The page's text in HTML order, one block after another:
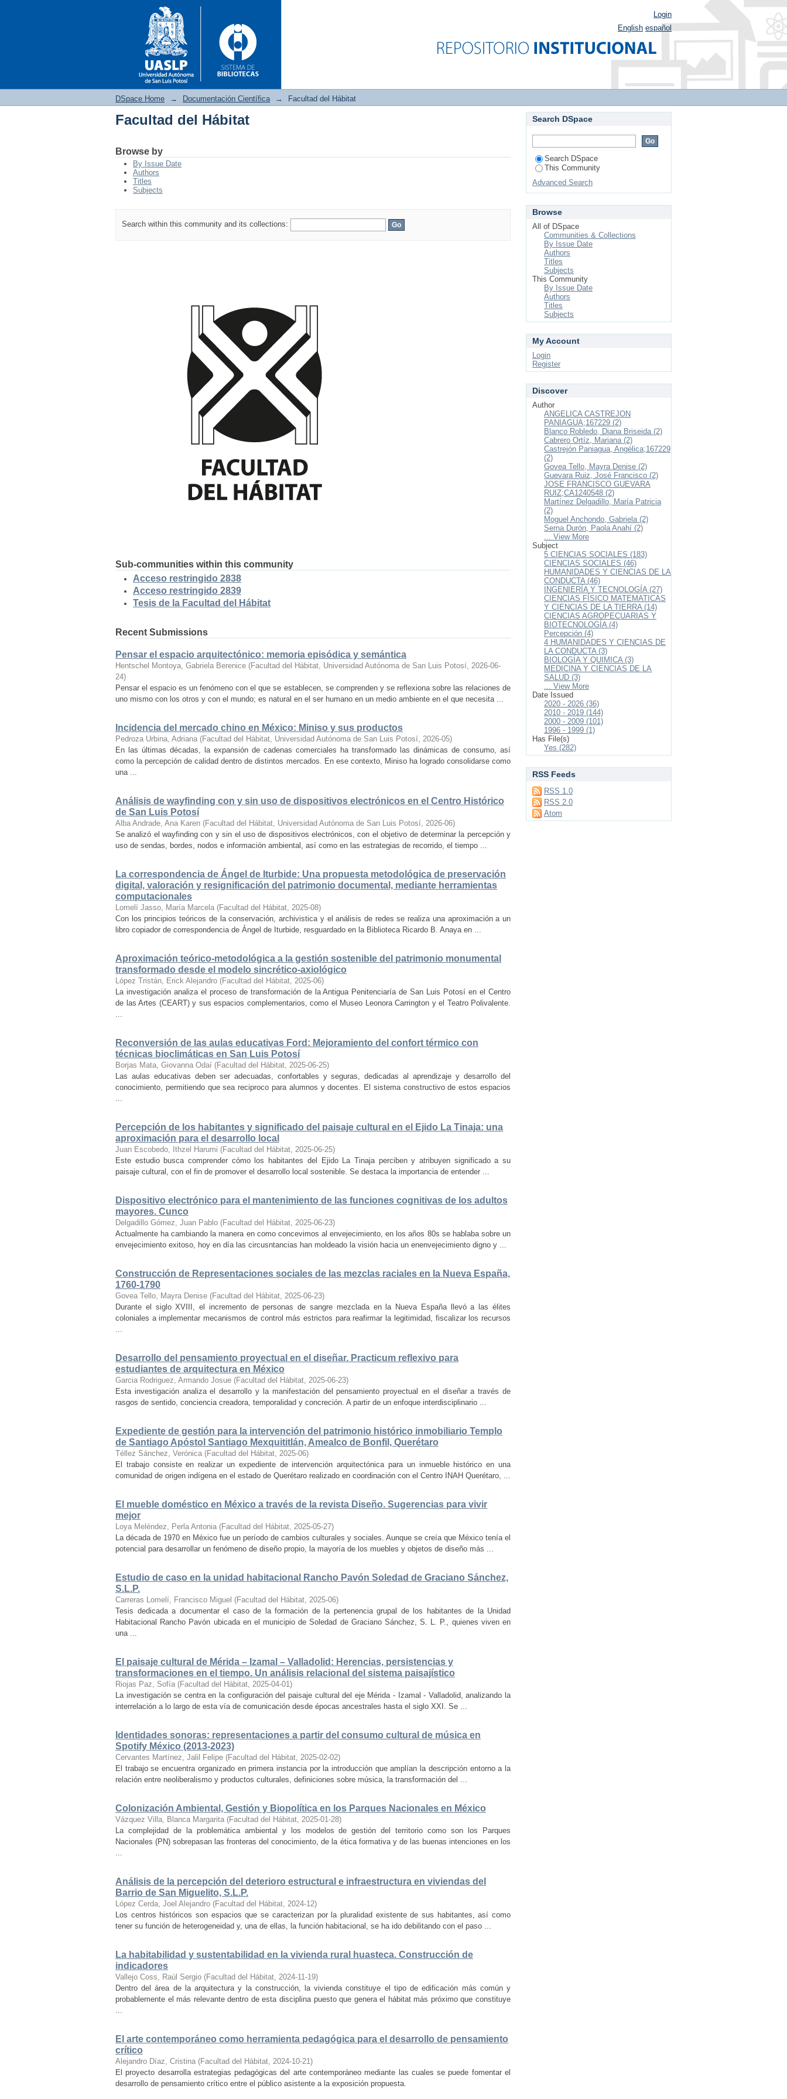
Login
English español
DSpace Home → Documentación Científica → Facultad del Hábitat
Facultad del Hábitat
Browse by
By Issue Date
Authors
Titles
Subjects
Search within this community and its collections:
Sub-communities within this community
Acceso restringido 2838
Acceso restringido 2839
Tesis de la Facultad del Hábitat
Recent Submissions
Pensar el espacio arquitectónico: memoria episódica y semántica
Hentschel Montoya, Gabriela Berenice (Facultad del Hábitat, Universidad Autónoma de San Luis Potosí, 2026-06-
24)
Pensar el espacio es un fenómeno con el que se establecen, se comprenden y se reflexiona sobre las relaciones de
uno mismo con los otros y con el mundo; es natural en el ser humano en un medio ambiente en el que necesita ...
Incidencia del mercado chino en México: Miniso y sus productos
Pedroza Urbina, Adriana (Facultad del Hábitat, Universidad Autónoma de San Luis Potosí, 2026-05)
En las últimas décadas, la expansión de cadenas comerciales ha transformado las dinámicas de consumo, así
como la percepción de calidad dentro de distintos mercados. En ese contexto, Miniso ha logrado consolidarse como
una ...
Análisis de wayfinding con y sin uso de dispositivos electrónicos en el Centro Histórico
de San Luis Potosí
Alba Andrade, Ana Karen (Facultad del Hábitat, Universidad Autónoma de San Luis Potosí, 2026-06)
Se analizó el wayfinding con y sin el uso de dispositivos electrónicos, con el objetivo de determinar la percepción y
uso de sendas, bordes, nodos e información ambiental, así como en las estrategias de recorrido, el tiempo ...
La correspondencia de Ángel de Iturbide: Una propuesta metodológica de preservación
digital, valoración y resignificación del patrimonio documental, mediante herramientas
computacionales
Lomelí Jasso, María Marcela (Facultad del Hábitat, 2025-08)
Con los principios teóricos de la conservación, archivistica y el análisis de redes se realiza una aproximación a un
libro copiador de correspondencia de Ángel de Iturbide, resguardado en la Biblioteca Ricardo B. Anaya en ...
Aproximación teórico-metodológica a la gestión sostenible del patrimonio monumental
transformado desde el modelo sincrético-axiológico
López Tristán, Erick Alejandro (Facultad del Hábitat, 2025-06)
La investigación analiza el proceso de transformación de la Antigua Penitenciaría de San Luis Potosí en el Centro
de las Artes (CEART) y sus espacios complementarios, como el Museo Leonora Carrington y el Teatro Polivalente.
...
Reconversión de las aulas educativas Ford: Mejoramiento del confort térmico con
técnicas bioclimáticas en San Luis Potosí
Borjas Mata, Giovanna Odaí (Facultad del Hábitat, 2025-06-25)
Las aulas educativas deben ser adecuadas, confortables y seguras, dedicadas al aprendizaje y desarrollo del
conocimiento, permitiendo que sea reciproco para alumnos y docentes. El sistema constructivo de estos espacios
...
Percepción de los habitantes y significado del paisaje cultural en el Ejido La Tinaja: una
aproximación para el desarrollo local
Juan Escobedo, Ithzel Harumi (Facultad del Hábitat, 2025-06-25)
Este estudio busca comprender cómo los habitantes del Ejido La Tinaja perciben y atribuyen significado a su
paisaje cultural, con el fin de promover el desarrollo local sostenible. Se destaca la importancia de entender ...
Dispositivo electrónico para el mantenimiento de las funciones cognitivas de los adultos
mayores. Cunco
Delgadillo Gómez, Juan Pablo (Facultad del Hábitat, 2025-06-23)
Actualmente ha cambiando la manera en como concevimos al envejecimiento, en los años 80s se hablaba sobre un
envejecimiento exitoso, hoy en día las circusntancias han moldeado la visión hacia un enenvejecimiento digno y ...
Construcción de Representaciones sociales de las mezclas raciales en la Nueva España,
1760-1790
Govea Tello, Mayra Denise (Facultad del Hábitat, 2025-06-23)
Durante el siglo XVIII, el incremento de personas de sangre mezclada en la Nueva España llevó a las élites
coloniales a implementar mecanismos de control más estrictos para reafirmar la legitimidad, fiscalizar los recursos
...
Desarrollo del pensamiento proyectual en el diseñar. Practicum reflexivo para
estudiantes de arquitectura en México
Garcia Rodriguez, Armando Josue (Facultad del Hábitat, 2025-06-23)
Esta investigación analiza el desarrollo y la manifestación del pensamiento proyectual en el diseñar a través de
rasgos de sentido, conciencia creadora, temporalidad y concreción. A partir de un enfoque interdisciplinario ...
Expediente de gestión para la intervención del patrimonio histórico inmobiliario Templo
de Santiago Apóstol Santiago Mexquititlán, Amealco de Bonfil, Querétaro
Téllez Sánchez, Verónica (Facultad del Hábitat, 2025-06)
El trabajo consiste en realizar un expediente de intervención arquitectónica para un inmueble histórico en una
comunidad de origen indígena en el estado de Querétaro realizado en coordinación con el Centro INAH Querétaro, ...
El mueble doméstico en México a través de la revista Diseño. Sugerencias para vivir
mejor
Loya Meléndez, Perla Antonia (Facultad del Hábitat, 2025-05-27)
La década de 1970 en México fue un período de cambios culturales y sociales. Aunque se creía que México tenía el
potencial para desarrollar un fenómeno de diseño propio, la mayoría de los muebles y objetos de diseño más ...
Estudio de caso en la unidad habitacional Rancho Pavón Soledad de Graciano Sánchez,
S.L.P.
Carreras Lomelí, Francisco Miguel (Facultad del Hábitat, 2025-06)
Tesis dedicada a documentar el caso de la formación de la pertenencia grupal de los habitantes de la Unidad
Habitacional Rancho Pavón ubicada en el municipio de Soledad de Graciano Sánchez, S. L. P., quienes viven en
una ...
El paisaje cultural de Mérida – Izamal – Valladolid: Herencias, persistencias y
transformaciones en el tiempo. Un análisis relacional del sistema paisajístico
Riojas Paz, Sofía (Facultad del Hábitat, 2025-04-01)
La investigación se centra en la configuración del paisaje cultural del eje Mérida - Izamal - Valladolid, analizando la
interrelación a lo largo de esta vía de comunicación desde épocas ancestrales hasta el siglo XXI. Se ...
Identidades sonoras: representaciones a partir del consumo cultural de música en
Spotify México (2013-2023)
Cervantes Martínez, Jalil Felipe (Facultad del Hábitat, 2025-02-02)
El trabajo se encuentra organizado en primera instancia por la introducción que amplían la descripción entorno a la
relación entre neoliberalismo y productos culturales, definiciones sobre música, la transformación del ...
Colonización Ambiental, Gestión y Biopolítica en los Parques Nacionales en México
Vázquez Villa, Blanca Margarita (Facultad del Hábitat, 2025-01-28)
La complejidad de la problemática ambiental y los modelos de gestión del territorio como son los Parques
Nacionales (PN) sobrepasan las fronteras del conocimiento, de la ética formativa y de las buenas intenciones en los
...
Análisis de la percepción del deterioro estructural e infraestructura en viviendas del
Barrio de San Miguelito, S.L.P.
López Cerda, Joel Alejandro (Facultad del Hábitat, 2024-12)
Los centros históricos son espacios que se caracterizan por la pluralidad existente de sus habitantes, así como
tener su función de heterogeneidad y, una de ellas, la función habitacional, se ha ido debilitando con el paso ...
La habitabilidad y sustentabilidad en la vivienda rural huasteca. Construcción de
indicadores
Vallejo Coss, Raúl Sergio (Facultad del Hábitat, 2024-11-19)
Dentro del área de la arquitectura y la construcción, la vivienda constituye el tipo de edificación más común y
probablemente el más relevante dentro de esta disciplina puesto que genera el hábitat más próximo que constituye
...
El arte contemporáneo como herramienta pedagógica para el desarrollo de pensamiento
crítico
Alejandro Díaz, Cristina (Facultad del Hábitat, 2024-10-21)
El proyecto desarrolla estrategias pedagógicas del arte contemporáneo mediante las cuales se puede fomentar el
desarrollo de pensamiento crítico entre el público asistente a la exposición propuesta.
Search DSpace
Search DSpace
This Community
Advanced Search
Browse
All of DSpace
Communities & Collections
By Issue Date
Authors
Titles
Subjects
This Community
By Issue Date
Authors
Titles
Subjects
My Account
Login
Register
Discover
Author
ANGELICA CASTREJON
PANIAGUA;167229 (2)
Blanco Robledo, Diana Briseida (2)
Cabrero Ortíz, Mariana (2)
Castrejón Paniagua, Angélica;167229
(2)
Govea Tello, Mayra Denise (2)
Guevara Ruiz, José Francisco (2)
JOSE FRANCISCO GUEVARA
RUIZ;CA1240548 (2)
Martínez Delgadillo, María Patricia
(2)
Moguel Anchondo, Gabriela (2)
Serna Durón, Paola Anahí (2)
... View More
Subject
5 CIENCIAS SOCIALES (183)
CIENCIAS SOCIALES (46)
HUMANIDADES Y CIENCIAS DE LA
CONDUCTA (46)
INGENIERÍA Y TECNOLOGÍA (27)
CIENCIAS FÍSICO MATEMATICAS
Y CIENCIAS DE LA TIERRA (14)
CIENCIAS AGROPECUARIAS Y
BIOTECNOLOGÍA (4)
Percepción (4)
4 HUMANIDADES Y CIENCIAS DE
LA CONDUCTA (3)
BIOLOGÍA Y QUIMICA (3)
MEDICINA Y CIENCIAS DE LA
SALUD (3)
... View More
Date Issued
2020 - 2026 (36)
2010 - 2019 (144)
2000 - 2009 (101)
1996 - 1999 (1)
Has File(s)
Yes (282)
RSS Feeds
RSS 1.0
RSS 2.0
Atom